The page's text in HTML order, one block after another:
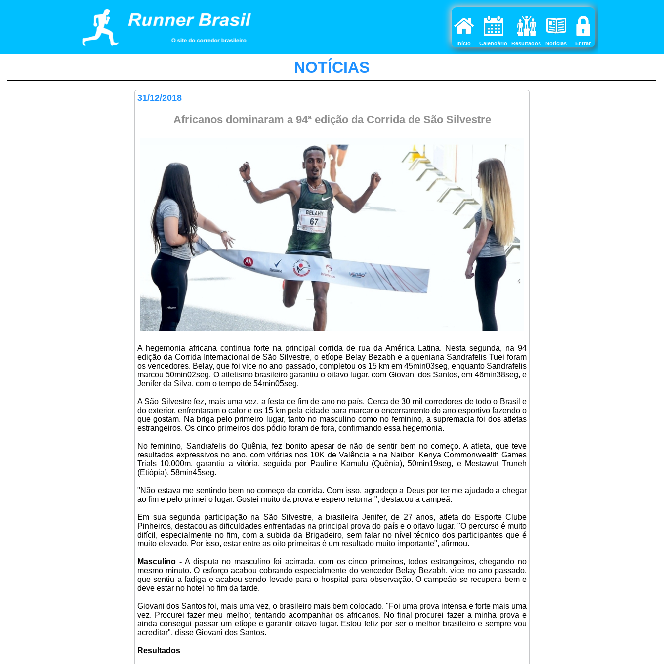
Início Calendário Resultados Notícias Entrar
NOTÍCIAS
31/12/2018
Africanos dominaram a 94ª edição da Corrida de São Silvestre
A hegemonia africana continua forte na principal corrida de rua da América Latina. Nesta segunda, na 94
edição da Corrida Internacional de São Silvestre, o etíope Belay Bezabh e a queniana Sandrafelis Tuei foram
os vencedores. Belay, que foi vice no ano passado, completou os 15 km em 45min03seg, enquanto Sandrafelis
marcou 50min02seg. O atletismo brasileiro garantiu o oitavo lugar, com Giovani dos Santos, em 46min38seg, e
Jenifer da Silva, com o tempo de 54min05seg.
A São Silvestre fez, mais uma vez, a festa de fim de ano no país. Cerca de 30 mil corredores de todo o Brasil e
do exterior, enfrentaram o calor e os 15 km pela cidade para marcar o encerramento do ano esportivo fazendo o
que gostam. Na briga pelo primeiro lugar, tanto no masculino como no feminino, a supremacia foi dos atletas
estrangeiros. Os cinco primeiros dos pódio foram de fora, confirmando essa hegemonia.
No feminino, Sandrafelis do Quênia, fez bonito apesar de não de sentir bem no começo. A atleta, que teve
resultados expressivos no ano, com vitórias nos 10K de Valência e na Naibori Kenya Commonwealth Games
Trials 10.000m, garantiu a vitória, seguida por Pauline Kamulu (Quênia), 50min19seg, e Mestawut Truneh
(Etiópia), 58min45seg.
"Não estava me sentindo bem no começo da corrida. Com isso, agradeço a Deus por ter me ajudado a chegar
ao fim e pelo primeiro lugar. Gostei muito da prova e espero retornar", destacou a campeã.
Em sua segunda participação na São Silvestre, a brasileira Jenifer, de 27 anos, atleta do Esporte Clube
Pinheiros, destacou as dificuldades enfrentadas na principal prova do país e o oitavo lugar. "O percurso é muito
difícil, especialmente no fim, com a subida da Brigadeiro, sem falar no nível técnico dos participantes que é
muito elevado. Por isso, estar entre as oito primeiras é um resultado muito importante", afirmou.
Masculino -A disputa no masculino foi acirrada, com os cinco primeiros, todos estrangeiros, chegando no
mesmo minuto. O esforço acabou cobrando especialmente do vencedor Belay Bezabh, vice no ano passado,
que sentiu a fadiga e acabou sendo levado para o hospital para observação. O campeão se recupera bem e
deve estar no hotel no fim da tarde.
Giovani dos Santos foi, mais uma vez, o brasileiro mais bem colocado. "Foi uma prova intensa e forte mais uma
vez. Procurei fazer meu melhor, tentando acompanhar os africanos. No final procurei fazer a minha prova e
ainda consegui passar um etíope e garantir oitavo lugar. Estou feliz por ser o melhor brasileiro e sempre vou
acreditar", disse Giovani dos Santos.
Resultados